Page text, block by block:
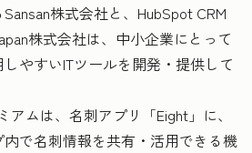
株式会社と、HubSpot CRM
株式会社は、中小企業にとって
やすいITツールを開発・提供して
ムは、名刺アプリ「Eight」に、
で名刺情報を共有・活用できる機